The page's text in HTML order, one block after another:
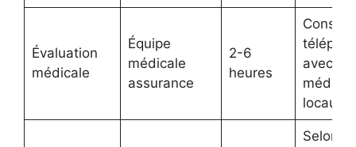
Évaluation
médicale
Équipe
médicale
assurance
2-6
heures
avec
locaux
Selon le